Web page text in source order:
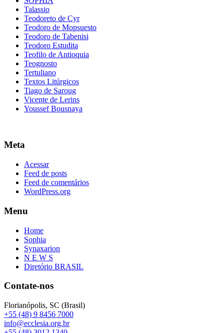
Talassio
Teodoreto de Cyr
Teodoro de Mopsuesto
Teodoro de Tabenisi
Teodoro Estudita
Teofilo de Antioquia
Teognosto
Tertuliano
Textos Litúrgicos
Tiago de Saroug
Vicente de Lerins
Youssef Bousnaya
Meta
Acessar
Feed de posts
Feed de comentários
WordPress.org
Menu
Home
Sophia
Synaxarion
N E W S
Diretório BRASIL
Contate-nos
Florianópolis, SC (Brasil)
+55 (48) 9 8456 7000
info@ecclesia.org.br